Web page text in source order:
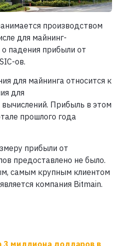
производством
для майнинг-
падения прибыли от
ов.
для майнинга относится к
для
Прибыль в этом
прошлого года
прибыли от
предоставлено не было.
самым крупным клиентом
компания Bitmain.